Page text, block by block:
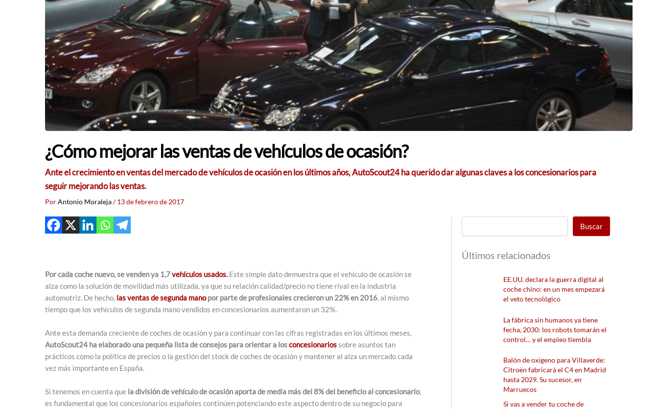
¿Cómo mejorar las ventas de vehículos de ocasión?
Ante el crecimiento en ventas del mercado de vehículos de ocasión en los últimos años, AutoScout24 ha querido dar algunas claves a los concesionarios para
seguir mejorando las ventas.
PorAntonio Moraleja/13 de febrero de 2017
Por cada coche nuevo, se venden ya 1,7vehículos usados. Este simple dato demuestra que el vehículo de ocasión se
alza como la solución de movilidad más utilizada, ya que su relación calidad/precio no tiene rival en la industria
automotriz. De hecho, las ventas de segunda manopor parte de profesionales crecieron un 22% en 2016, al mismo
tiempo que los vehículos de segunda mano vendidos en concesionarios aumentaron un 32%.
Ante esta demanda creciente de coches de ocasión y para continuar con las cifras registradas en los últimos meses,
AutoScout24 ha elaborado una pequeña lista de consejos para orientar a losconcesionariossobre asuntos tan
prácticos como la política de precios o la gestión del stock de coches de ocasión y mantener al alza un mercado cada
vez más importante en España.
Si tenemos en cuenta que la división de vehículo de ocasión aporta de media más del 8% del beneficio al concesionario,
es fundamental que los concesionarios españoles continúen potenciando este aspecto dentro de su negocio para
Buscar
Últimos relacionados
EE.UU. declara la guerra digital al
coche chino: en un mes empezará
el veto tecnológico
La fábrica sin humanos ya tiene
fecha, 2030: los robots tomarán el
control… y el empleo tiembla
Balón de oxígeno para Villaverde:
Citroën fabricará el C4 en Madrid
hasta 2029. Su sucesor, en
Marruecos
Si vas a vender tu coche de